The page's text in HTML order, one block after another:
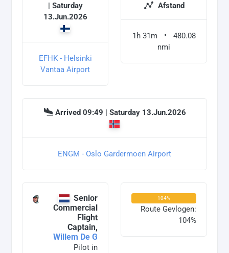
| Saturday
13.Jun.2026
EFHK - Helsinki
Vantaa Airport
Afstand
1h 31m
480.08
nmi
Arrived 09:49 | Saturday 13.Jun.2026
ENGM - Oslo Gardermoen Airport
Senior
Commercial
Flight
Captain,
Willem De G
Pilot in
104%
Route Gevlogen:
104%